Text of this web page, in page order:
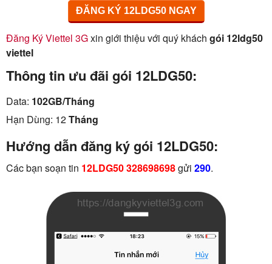
ĐĂNG KÝ 12LDG50 NGAY
Đăng Ký Viettel 3Gxin giới thiệu với quý khách gói 12ldg50
viettel
Thông tin ưu đãi gói 12LDG50:
Data: 102GB/Tháng
Hạn Dùng: 12Tháng
Hướng dẫn đăng ký gói 12LDG50:
Các bạn soạn tin 12LDG50 328698698gửi 290.